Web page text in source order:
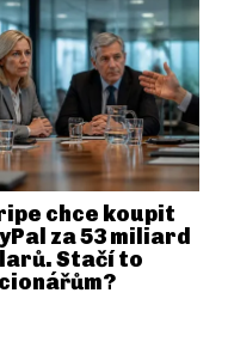
chce koupit
za 53 miliard
Stačí to